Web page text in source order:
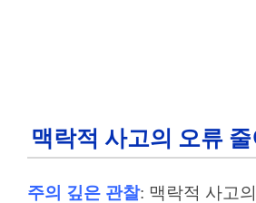
맥락적 사고의 오류 줄
주의 깊은 관찰: 맥락적 사고